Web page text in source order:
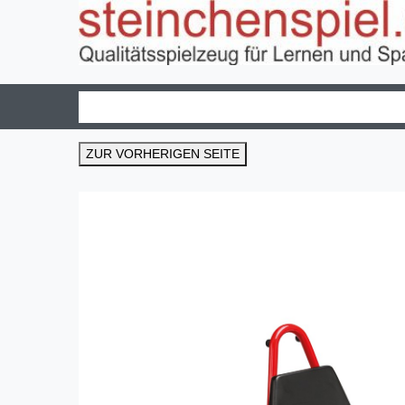
ZUR VORHERIGEN SEITE